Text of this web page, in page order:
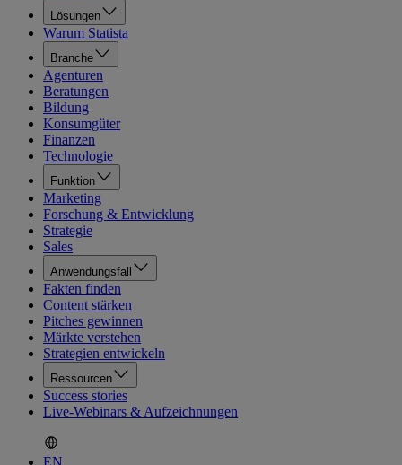
Lösungen
Warum Statista
Branche
Agenturen
Beratungen
Bildung
Konsumgüter
Finanzen
Technologie
Funktion
Marketing
Forschung & Entwicklung
Strategie
Sales
Anwendungsfall
Fakten finden
Content stärken
Pitches gewinnen
Märkte verstehen
Strategien entwickeln
Ressourcen
Success stories
Live-Webinars & Aufzeichnungen
EN